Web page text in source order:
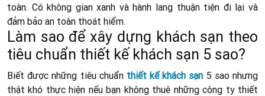
toàn. Có không gian xanh và hành lang thuận tiện đi lại và
đảm bảo an toàn thoát hiểm.
Làm sao để xây dựng khách sạn theo
tiêu chuẩn thiết kế khách sạn 5 sao?
Biết được những tiêu chuẩnthiết kế khách sạn 5 sao nhưng
thật khó thực hiện nếu bạn không thuê những công ty thiết